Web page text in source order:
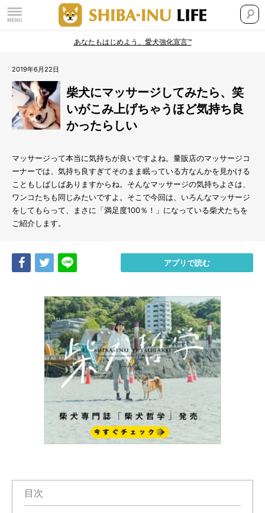
あなたもはじめよう、愛犬強化宣言™
2019年6月22日
柴犬にマッサージしてみたら、笑
いがこみ上げちゃうほど気持ち良
かったらしい
マッサージって本当に気持ちが良いですよね。量販店のマッサージコ
ーナーでは、気持ち良すぎてそのまま眠っている方なんかを見かける
こともしばしばありますからね。そんなマッサージの気持ちよさは、
ワンコたちも同じみたいですよ。そこで今回は、いろんなマッサージ
をしてもらって、まさに「満足度100％！」になっている柴犬たちを
ご紹介します。
Share Tweet アプリで読む
目次